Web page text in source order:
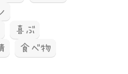
喜ぶ
食べ物